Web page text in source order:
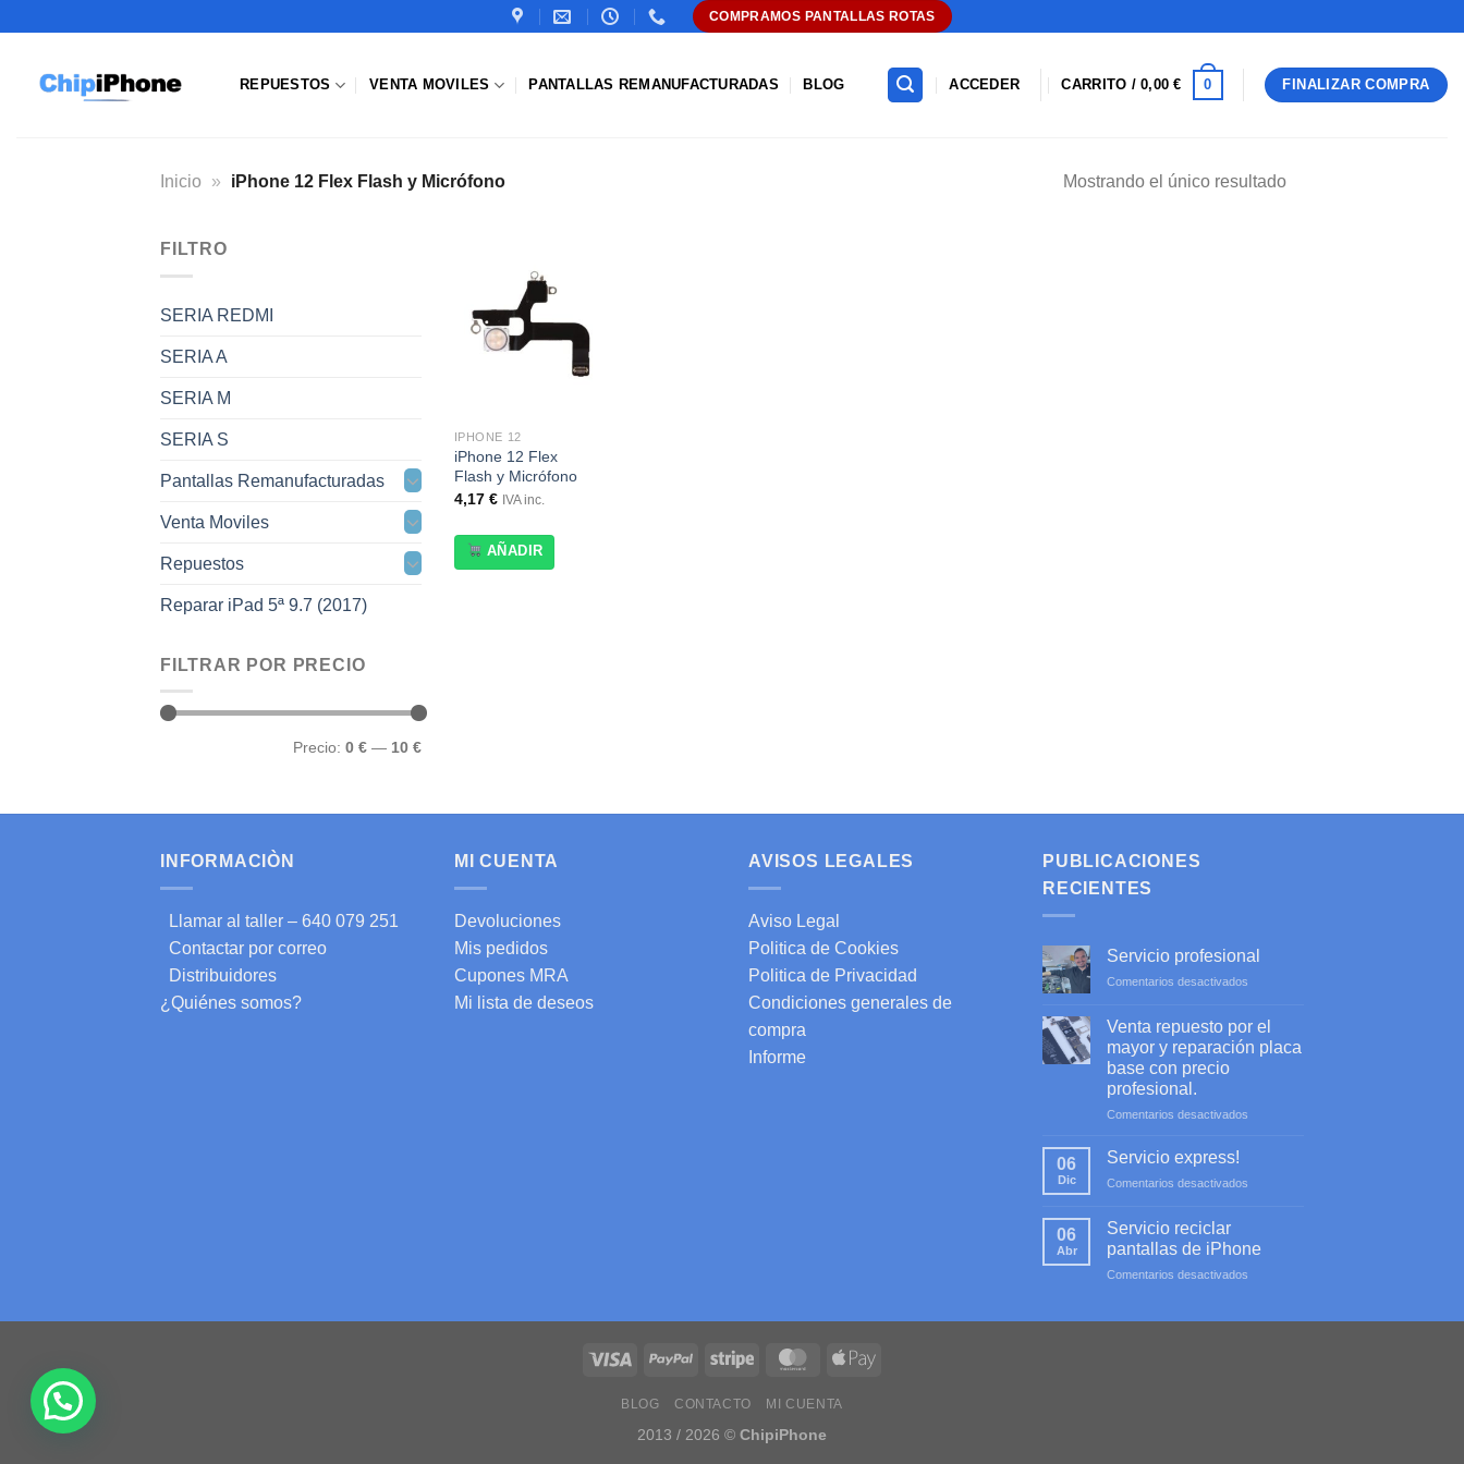
COMPRAMOS PANTALLAS ROTAS
REPUESTOS VENTA MOVILES PANTALLAS REMANUFACTURADAS BLOG ACCEDER CARRITO /0,00€ 0 FINALIZAR COMPRA
Inicio » iPhone 12 Flex Flash y Micrófono Mostrando el único resultado
FILTRO
SERIA REDMI
SERIA A
SERIA M
SERIA S
Pantallas Remanufacturadas
Venta Moviles
Repuestos
Reparar iPad 5ª 9.7 (2017)
FILTRAR POR PRECIO
Precio: 0 € — 10 €
Añadir
lista de
deseos
IPHONE 12
iPhone 12 Flex
Flash y Micrófono
4,17 € IVA inc.
AÑADIR
INFORMACIÒN
Llamar al taller – 640 079 251
Contactar por correo
Distribuidores
¿Quiénes somos?
MI CUENTA
Devoluciones
Mis pedidos
Cupones MRA
Mi lista de deseos
AVISOS LEGALES
Aviso Legal
Politica de Cookies
Politica de Privacidad
Condiciones generales de
compra
Informe
PUBLICACIONES
RECIENTES
Servicio profesional
Comentarios desactivados
profesional
Venta repuesto por el
mayor y reparación placa
base con precio
profesional.
Comentarios desactivados
reparación
06
Dic
Servicio express!
Comentarios desactivados
06
Abr
Servicio reciclar
pantallas de iPhone
Comentarios desactivados
BLOG CONTACTO MI CUENTA
2013 / 2026 © ChipiPhone